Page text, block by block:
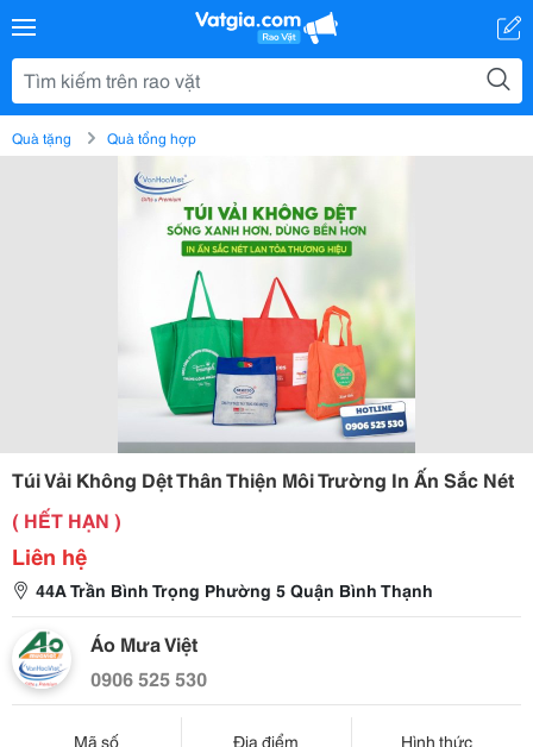
Quà tặng Quà tổng hợp
Túi Vải Không Dệt Thân Thiện Môi Trường In Ấn Sắc Nét
( HẾT HẠN )
Liên hệ
44A Trần Bình Trọng Phường 5 Quận Bình Thạnh
Áo Mưa Việt
0906 525 530
Mã số
Địa điểm
Hình thức